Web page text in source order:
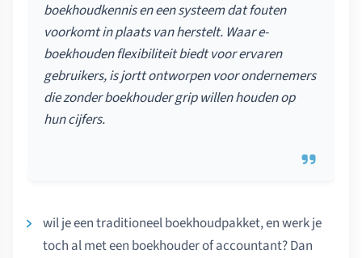
boekhoudkennis en een systeem dat fouten
voorkomt in plaats van herstelt. Waar e-
boekhouden flexibiliteit biedt voor ervaren
gebruikers, is jortt ontworpen voor ondernemers
die zonder boekhouder grip willen houden op
hun cijfers.
wil je een traditioneel boekhoudpakket, en werk je
toch al met een boekhouder of accountant? Dan